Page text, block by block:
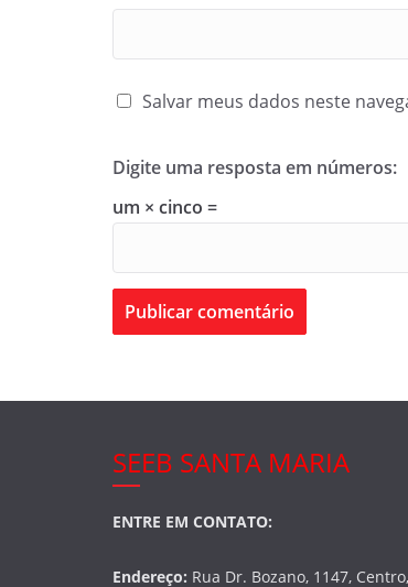
Salvar meus dados neste
Digite uma resposta em números:
um × cinco =
SEEB SANTA MARIA
ENTRE EM CONTATO:
Endereço: Rua Dr. Bozano, 1147,